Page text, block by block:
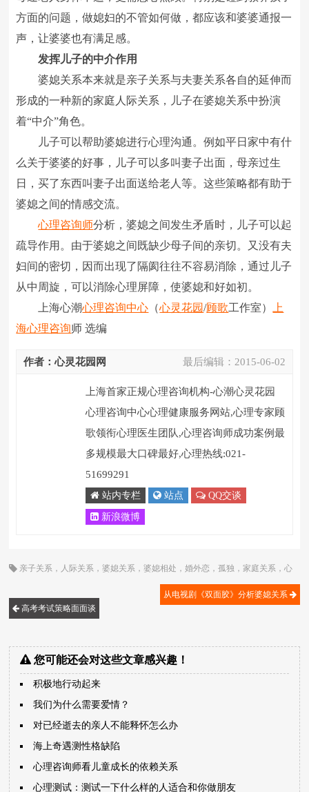
方面的问题，做媳妇的不管如何做，都应该和婆婆通报一
声，让婆婆也有满足感。
发挥儿子的中介作用
婆媳关系本来就是亲子关系与夫妻关系各自的延伸而
形成的一种新的家庭人际关系，儿子在婆媳关系中扮演
着“中介”角色。
儿子可以帮助婆媳进行心理沟通。例如平日家中有什
么关于婆婆的好事，儿子可以多叫妻子出面，母亲过生
日，买了东西叫妻子出面送给老人等。这些策略都有助于
婆媳之间的情感交流。
心理咨询师分析，婆媳之间发生矛盾时，儿子可以起
疏导作用。由于婆媳之间既缺少母子间的亲切。又没有夫
妇间的密切，因而出现了隔阂往往不容易消除，通过儿子
从中周旋，可以消除心理屏障，使婆媳和好如初。
上海心潮心理咨询中心 （心灵花园/顾歌工作室）
上
海心理咨询师 选编
最后编辑： 2015-06-02
作者：心灵花园网
上海首家正规心理咨询机构-心潮心灵花园
心理咨询中心心理健康服务网站,心理专家顾
歌领衔心理医生团队,心理咨询师成功案例最
多规模最大口碑最好,心理热线:021-
51699291
站内专栏 站点 QQ交谈
新浪微博
亲子关系 ， 人际关系 ，婆媳关系 ，婆媳相处 ，婚外恋 ，孤独 ，家庭关系 ，心
高考考试策略面面谈
从电视剧《双面胶》分析婆媳关系
您可能还会对这些文章感兴趣！
积极地行动起来
我们为什么需要爱情？
对已经逝去的亲人不能释怀怎么办
海上奇遇测性格缺陷
心理咨询师看儿童成长的依赖关系
心理测试：测试一下什么样的人适合和你做朋友